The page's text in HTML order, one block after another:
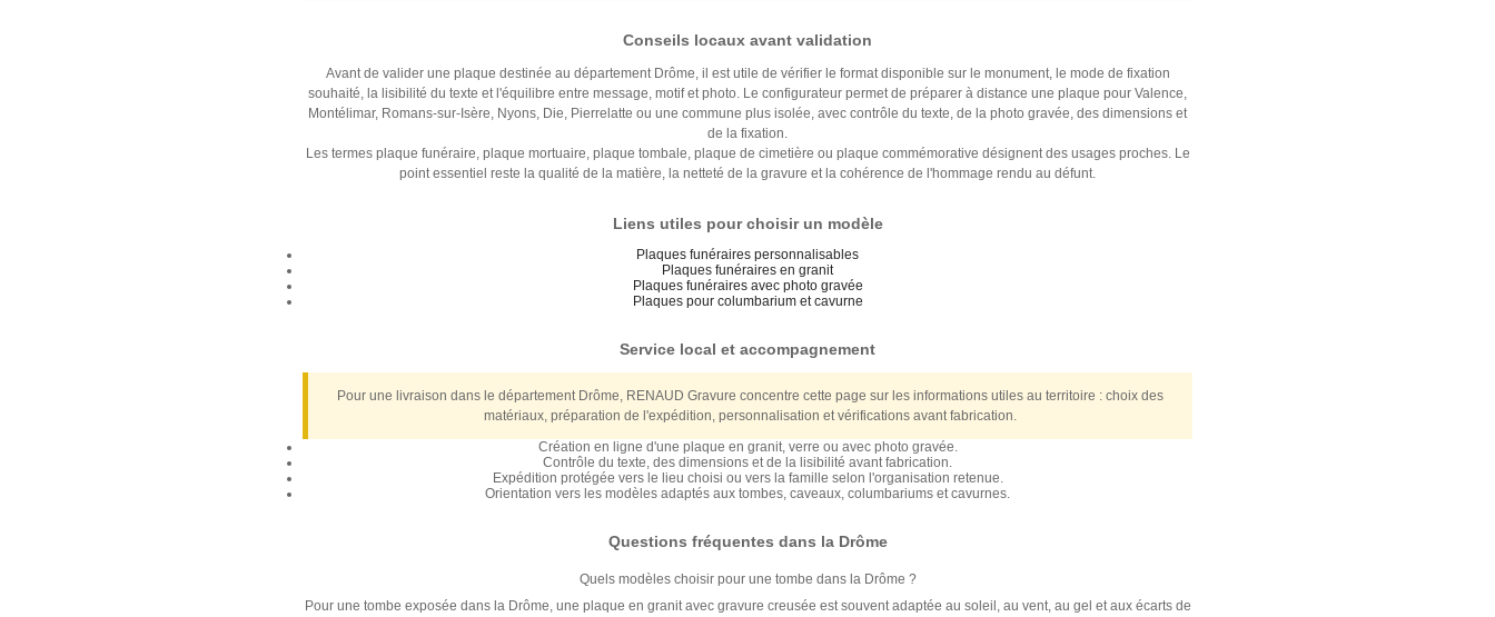
Conseils locaux avant validation
Avant de valider une plaque destinée au département Drôme, il est utile de vérifier le format disponible sur le monument, le mode de fixation
souhaité, la lisibilité du texte et l'équilibre entre message, motif et photo. Le configurateur permet de préparer à distance une plaque pour Valence,
Montélimar, Romans-sur-Isère, Nyons, Die, Pierrelatte ou une commune plus isolée, avec contrôle du texte, de la photo gravée, des dimensions et
de la fixation.
Les termes plaque funéraire, plaque mortuaire, plaque tombale, plaque de cimetière ou plaque commémorative désignent des usages proches. Le
point essentiel reste la qualité de la matière, la netteté de la gravure et la cohérence de l'hommage rendu au défunt.
Liens utiles pour choisir un modèle
Plaques funéraires personnalisables
Plaques funéraires en granit
Plaques funéraires avec photo gravée
Plaques pour columbarium et cavurne
Service local et accompagnement
Pour une livraison dans le département Drôme, RENAUD Gravure concentre cette page sur les informations utiles au territoire : choix des
matériaux, préparation de l'expédition, personnalisation et vérifications avant fabrication.
Création en ligne d'une plaque en granit, verre ou avec photo gravée.
Contrôle du texte, des dimensions et de la lisibilité avant fabrication.
Expédition protégée vers le lieu choisi ou vers la famille selon l'organisation retenue.
Orientation vers les modèles adaptés aux tombes, caveaux, columbariums et cavurnes.
Questions fréquentes dans la Drôme
Quels modèles choisir pour une tombe dans la Drôme ?
Pour une tombe exposée dans la Drôme, une plaque en granit avec gravure creusée est souvent adaptée au soleil, au vent, au gel et aux écarts de